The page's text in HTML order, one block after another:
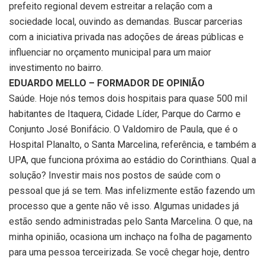
prefeito regional devem estreitar a relação com a
sociedade local, ouvindo as demandas. Buscar parcerias
com a iniciativa privada nas adoções de áreas públicas e
influenciar no orçamento municipal para um maior
investimento no bairro.
EDUARDO MELLO – FORMADOR DE OPINIÃO
Saúde. Hoje nós temos dois hospitais para quase 500 mil
habitantes de Itaquera, Cidade Líder, Parque do Carmo e
Conjunto José Bonifácio. O Valdomiro de Paula, que é o
Hospital Planalto, o Santa Marcelina, referência, e também a
UPA, que funciona próxima ao estádio do Corinthians. Qual a
solução? Investir mais nos postos de saúde com o
pessoal que já se tem. Mas infelizmente estão fazendo um
processo que a gente não vê isso. Algumas unidades já
estão sendo administradas pelo Santa Marcelina. O que, na
minha opinião, ocasiona um inchaço na folha de pagamento
para uma pessoa terceirizada. Se você chegar hoje, dentro